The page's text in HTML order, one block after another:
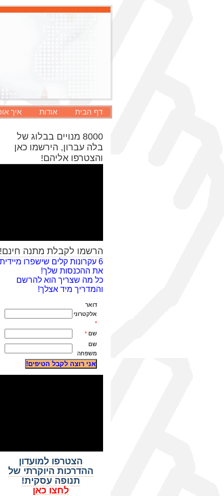
דף הבית אודות איך
8000 מנויים בבלוג של
בלה עברון, הירשמו כאן
והצטרפו אליהם!
הרשמו לקבלת מתנה חינם!
6 עקרונות קלים שישפרו מיידית
את ההכנסות שלך!
כל מה שצריך הוא להרשם
והמדריך מיד אצלך!
דואר
אלקטרוני
*
שם *
שם
משפחה
הצטרפו למועדון
ההדרכות היוקרתי של
תנופה עסקית!
לחצו כאן